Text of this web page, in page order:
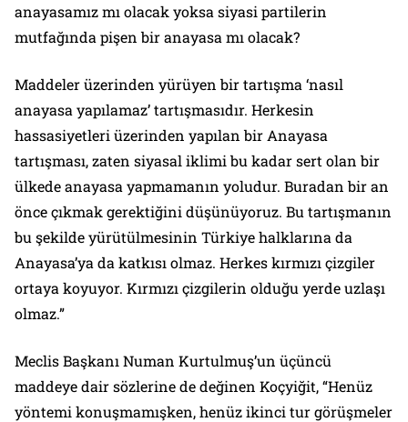
anayasamız mı olacak yoksa siyasi partilerin
mutfağında pişen bir anayasa mı olacak?
Maddeler üzerinden yürüyen bir tartışma ‘nasıl
anayasa yapılamaz’ tartışmasıdır. Herkesin
hassasiyetleri üzerinden yapılan bir Anayasa
tartışması, zaten siyasal iklimi bu kadar sert olan bir
ülkede anayasa yapmamanın yoludur. Buradan bir an
önce çıkmak gerektiğini düşünüyoruz. Bu tartışmanın
bu şekilde yürütülmesinin Türkiye halklarına da
Anayasa’ya da katkısı olmaz. Herkes kırmızı çizgiler
ortaya koyuyor. Kırmızı çizgilerin olduğu yerde uzlaşı
olmaz.”
Meclis Başkanı Numan Kurtulmuş’un üçüncü
maddeye dair sözlerine de değinen Koçyiğit, “Henüz
yöntemi konuşmamışken, henüz ikinci tur görüşmeler